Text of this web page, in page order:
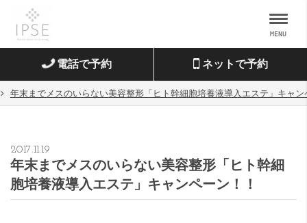
電話で予約 ネットで予約
年末までメスのいらない美容整形「ヒト幹細胞培養液導入エステ」キャン
年末までメスのいらない美容整形「ヒト幹細
胞培養液導入エステ」キャンペーン！！
2017.11.19
MENU